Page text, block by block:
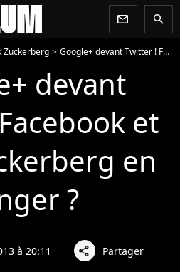
newsletter search
Zuckerberg Google+ devant Twitter ! Facebook et Mark Zuckerberg en danger ?
devant
et
en
?
à 20:11 share Partager